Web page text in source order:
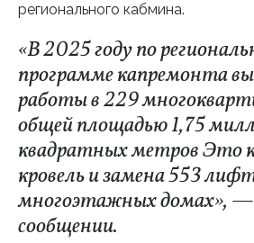
регионального кабмина.
«В 2025 году по
программе капремонта
работы в 229
общей площадью 1,75
квадратных метров Это
кровель и замена 553
многоэтажных домах», —
сообщении.